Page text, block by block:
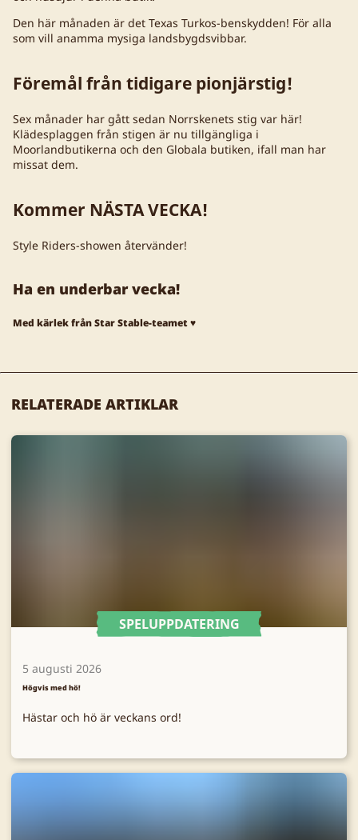
Den här månaden är det Texas Turkos-benskydden! För alla
som vill anamma mysiga landsbygdsvibbar.
Föremål från tidigare pionjärstig!
Sex månader har gått sedan Norrskenets stig var här!
Klädesplaggen från stigen är nu tillgängliga i
Moorlandbutikerna och den Globala butiken, ifall man har
missat dem.
Kommer NÄSTA VECKA!
Style Riders-showen återvänder!
Ha en underbar vecka!
Med kärlek från Star Stable-teamet ♥
RELATERADE ARTIKLAR
SPELUPPDATERING
5 augusti 2026
Högvis med hö!
Hästar och hö är veckans ord!